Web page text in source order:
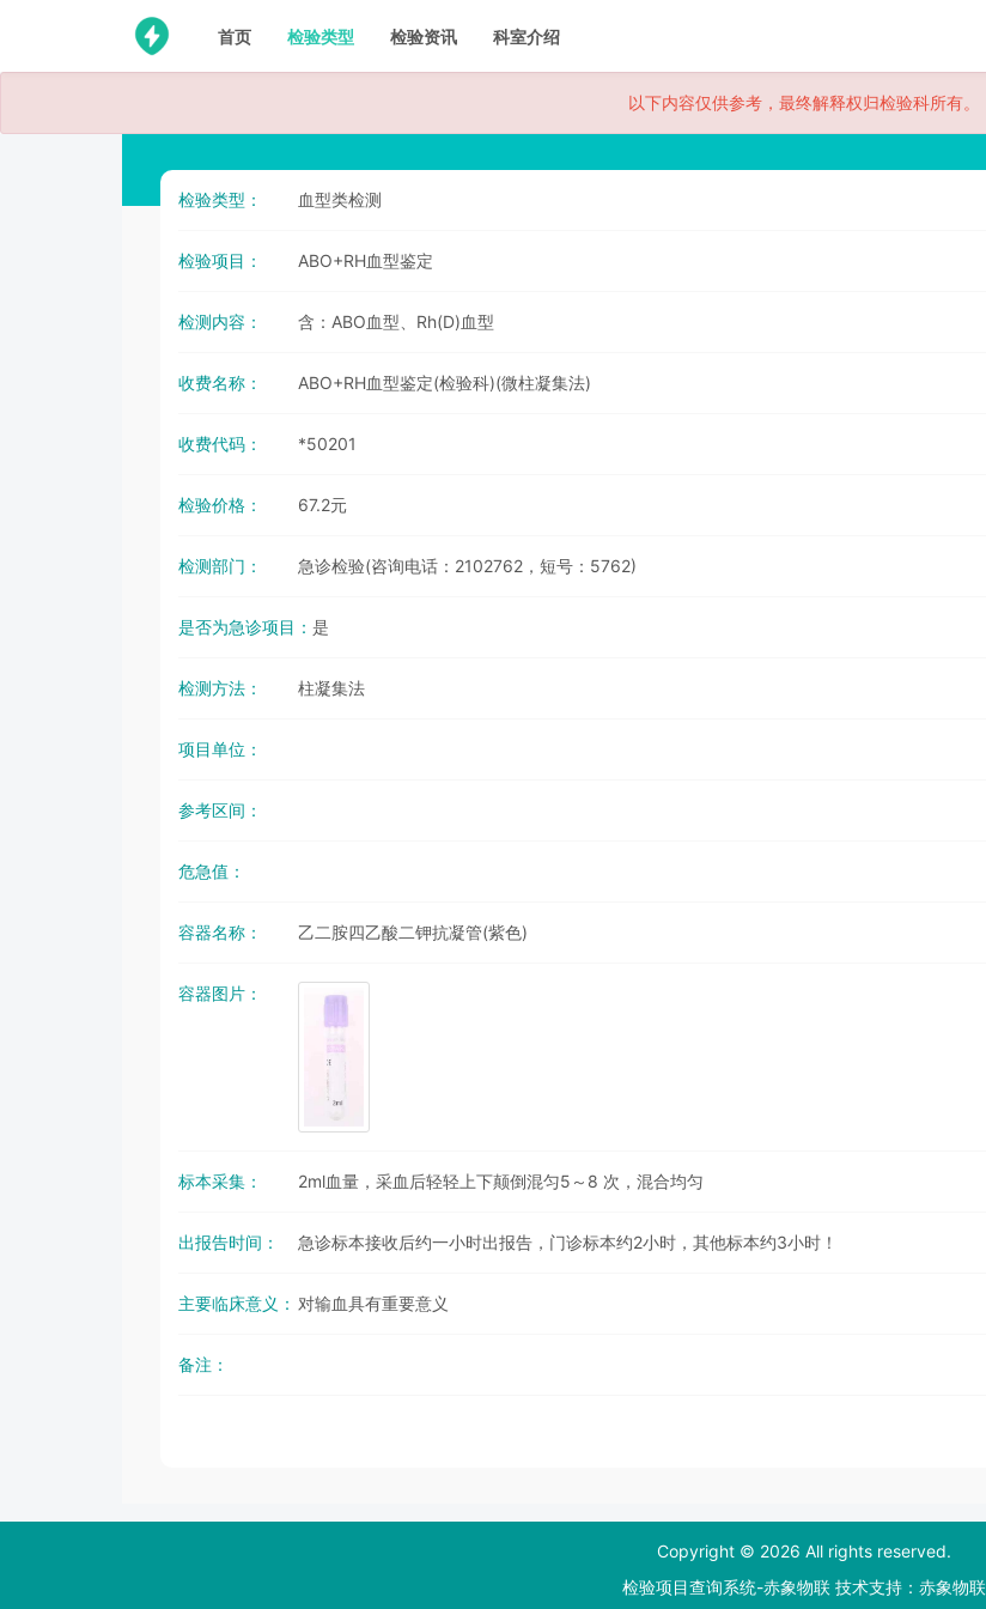
首页 检验类型 检验资讯 科室介绍
以下内容仅供参考，最终解释权归检验科所有。
检验类型： 血型类检测
检验项目： ABO+RH血型鉴定
检测内容： 含：ABO血型、Rh(D)血型
收费名称： ABO+RH血型鉴定(检验科)(微柱凝集法)
收费代码： *50201
检验价格： 67.2元
检测部门： 急诊检验(咨询电话：2102762，短号：5762)
是否为急诊项目： 是
检测方法： 柱凝集法
项目单位：
参考区间：
危急值：
容器名称： 乙二胺四乙酸二钾抗凝管(紫色)
容器图片：
标本采集： 2ml血量，采血后轻轻上下颠倒混匀5～8 次，混合均匀
出报告时间： 急诊标本接收后约一小时出报告，门诊标本约2小时，其他标本约3小时！
主要临床意义： 对输血具有重要意义
备注：
Copyright © 2026 All rights reserved.
检验项目查询系统-赤象物联 技术支持： 赤象物联